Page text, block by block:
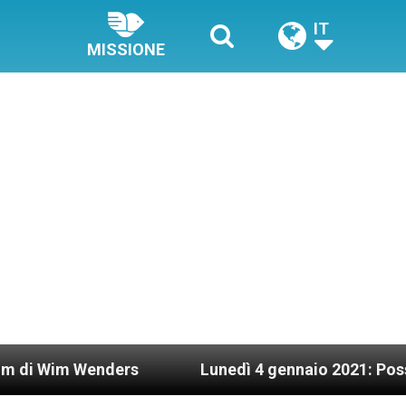
MISSIONE
IT
Lunedì 4 gennaio 2021: Possesso